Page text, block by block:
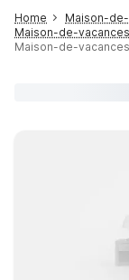
Home
Maison-
Maison-de-
Maison-de-